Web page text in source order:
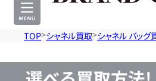
TOP シャネル買取 シャネル バッグ